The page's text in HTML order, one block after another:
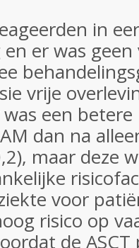
in
er was
vrije
een
dan na
maar deze
voor
risico op
de